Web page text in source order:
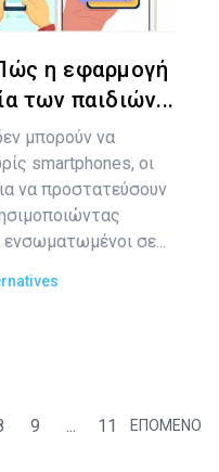
η εφαρμογή
των παιδιών...
μπορούν να
smartphones, οι
να προστατεύσουν
ενσωματωμένοι σε...
9 ... 11 ΕΠΟΜΕΝΟ